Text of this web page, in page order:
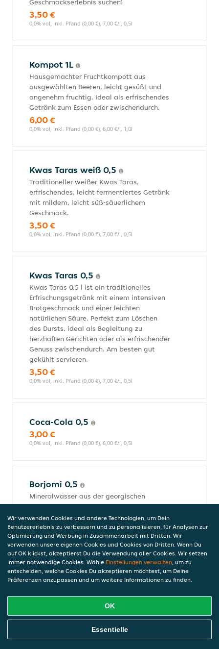
Geschmackserlebnis suchen!
3,50 €
0,0% vol, inkl. Pfand (0,00 €), 7,00 €/l, 0,5l
Kompot 1L
Hausgemachter Fruchtkompott aus
ausgewählten Beeren, leicht gesüßt und
angenehm fruchtig. Ideal als erfrischendes
Getränk zum Essen oder zwischendurch.
6,00 €
0,0% vol, inkl. Pfand (0,00 €), 6,00 €/l, 1,0l
Kwas Taras weiß 0,5
Traditioneller weißer Kwas Taras,
erfrischendes, leicht fermentiertes Getränk
mit mildem, leicht süß-säuerlichem
Geschmack.
3,50 €
0,0% vol, inkl. Pfand (0,00 €), 7,00 €/l, 0,5l
Kwas Taras 0,5
Kwas Taras 0,5 l ist ein traditionelles
Erfrischungsgetränk mit einem intensiven
Brotgeschmack und einer leichten
natürlichen Säure. Perfekt zum Löschen
des Dursts, ideal als Begleitung zu
herzhaften Gerichten oder als erfrischender
Genuss zwischendurch. Am besten gut
gekühlt servieren.
3,50 €
0,0% vol, inkl. Pfand (0,00 €), 7,00 €/l, 0,5l
Coca-Cola 0,5
3,00 €
0,0% vol, inkl. Pfand (0,00 €), 6,00 €/l, 0,5l
Borjomi 0,5
Mineralwasser aus der georgischen
Borjomi-Region, bekannt für seinen
einzigartigen Geschmack und heilende
Eigenschaften. Ideal als erfrischendes
Getränk oder zur Unterstützung einer
gesunden Ernährung. Perfect für jede
Mahlzeit oder einfach zum Genießen.
3,50 €
0,0% vol, inkl. Pfand (0,00 €), 7,00 €/l, 0,5l
Natakhtari Birne 0,5
Erfrischendes Birnen-Sofgetränk aus
Online Essen Bestellen
Wir verwenden Cookies und andere Technologien, um Dein
Benutzererlebnis zu verbessern und zu personalisieren, für Analysen zur
Optimierung und Werbung in Zusammenarbeit mit Dritten. Wir
verwenden unsere eigenen Cookies und Cookies von Dritten. Wenn Du
auf OK klickst, akzeptierst Du die Verwendung aller Cookies. Wir setzen
immer notwendige Cookies. Wähle Einstellungen verwalten, um zu
entscheiden, welche Cookies Du akzeptieren möchtest, um Deine
Präferenzen anzupassen und um weitere Informationen zu finden.
OK
Essentielle